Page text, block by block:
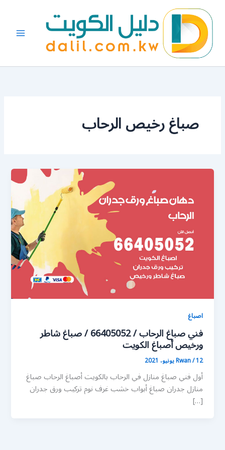
المحتوى
صباغ رخيص الرحاب
اصباغ
فني صباغ الرحاب / 66405052 / صباغ شاطر
ورخيص أصباغ الكويت
Rwan/12 يونيو، 2021
أول فني صباغ منازل في الرحاب بالكويت أصباغ الرحاب صباغ
منازل جدران صباغ أبواب خشب غرف نوم تركيب ورق جدران
[…]